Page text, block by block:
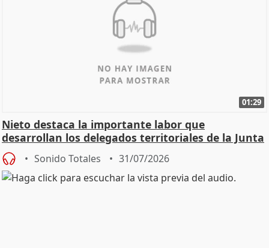
01:29
Nieto destaca la importante labor que
desarrollan los delegados territoriales de la Junta
Sonido Totales 31/07/2026